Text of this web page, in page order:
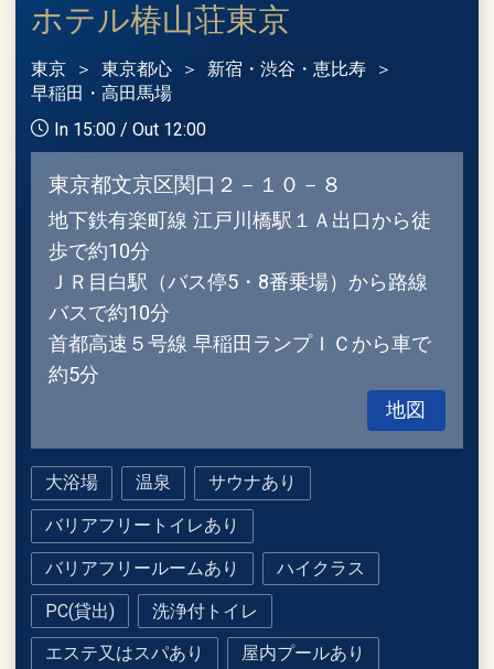
ホテル椿山荘東京
東京 東京都心
新宿・渋谷・恵比寿
早稲田・高田馬場
In 15:00 / Out 12:00
東京都文京区関口２－１０－８
地下鉄有楽町線 江戸川橋駅１Ａ出口から徒
歩で約10分
ＪＲ目白駅（バス停5・8番乗場）から路線
バスで約10分
首都高速５号線 早稲田ランプＩＣから車で
約5分
地図
大浴場 温泉 サウナあり
バリアフリートイレあり
バリアフリールームあり ハイクラス
PC(貸出) 洗浄付トイレ
エステ又はスパあり 屋内プールあり